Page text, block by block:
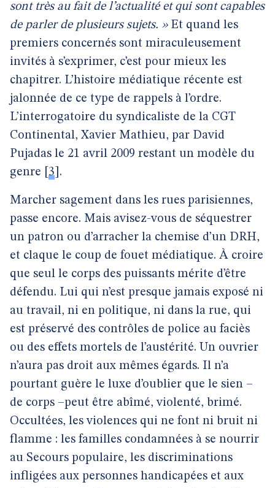
sont très au fait de l’actualité et qui sont capables
de parler de plusieurs sujets. »Et quand les
premiers concernés sont miraculeusement
invités à s’exprimer, c’est pour mieux les
chapitrer. L’histoire médiatique récente est
jalonnée de ce type de rappels à l’ordre.
L’interrogatoire du syndicaliste de la CGT
Continental, Xavier Mathieu, par David
Pujadas le 21 avril 2009 restant un modèle du
genre
3 .
Marcher sagement dans les rues parisiennes,
passe encore. Mais avisez-vous de séquestrer
un patron ou d’arracher la chemise d’un DRH,
et claque le coup de fouet médiatique. À croire
que seul le corps des puissants mérite d’être
défendu. Lui qui n’est presque jamais exposé ni
au travail, ni en politique, ni dans la rue, qui
est préservé des contrôles de police au faciès
ou des effets mortels de l’austérité. Un ouvrier
n’aura pas droit aux mêmes égards. Il n’a
pourtant guère le luxe d’oublier que le sien –
de corps –peut être abîmé, violenté, brimé.
Occultées, les violences qui ne font ni bruit ni
flamme : les familles condamnées à se nourrir
au Secours populaire, les discriminations
infligées aux personnes handicapées et aux